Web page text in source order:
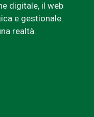
digitale, il web
e gestionale.
realtà.